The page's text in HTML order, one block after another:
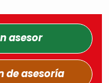
asesor
de asesoría